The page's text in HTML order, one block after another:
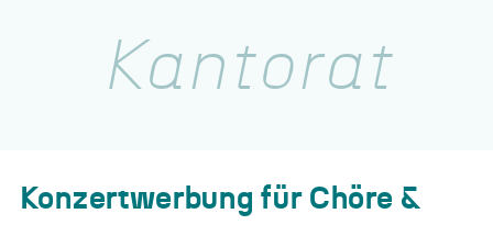
Kantorat
Konzertwerbung für Chöre &